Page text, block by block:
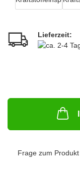
Lieferzeit:
Frage zum Produkt